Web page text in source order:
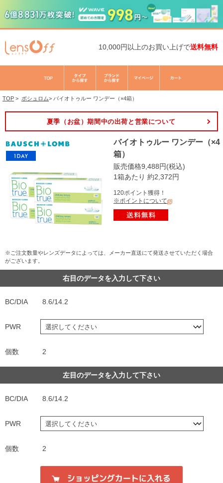
10,000円以上のお買い上げで送料無料
TOP > ボシュロム> バイオトゥルー ワンデー（×4箱）
夏季（お盆）期間中の出荷と営業について
バイオトゥルー ワンデー（×4
箱）
販売価格9,488円(税込)
1箱あたり 約2,372円
120ポイント獲得！
※ポイントについて
※ご注文数量やレンズデータによっては、メーカー直送にて発送させていただく場合
がございます。
右目のデータを入力して下さい
BC/DIA 8.6/14.2
PWR
個数 2
左目のデータを入力して下さい
BC/DIA 8.6/14.2
PWR
個数 2